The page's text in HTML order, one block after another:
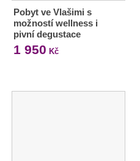
Pobyt ve Vlašimi s
možností wellness i
pivní degustace
1 950 Kč